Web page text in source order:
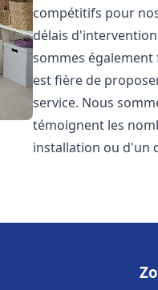
compétitifs pour
délais
sommes
est fière de
service. Nous
témoignent les
installation ou d'un